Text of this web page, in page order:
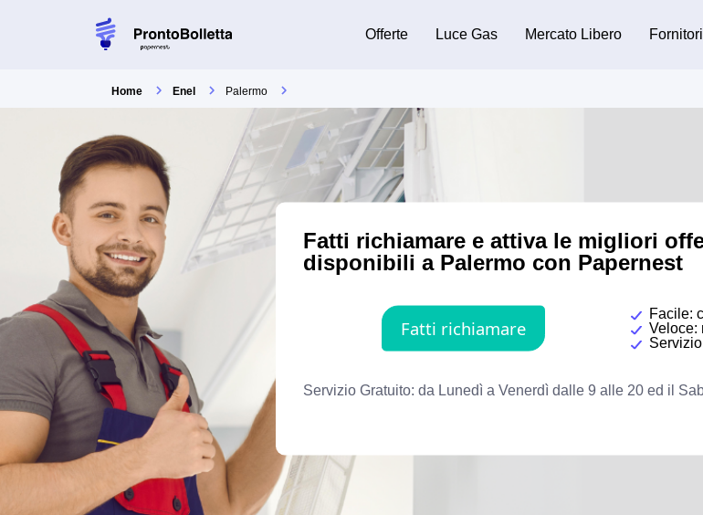
Offerte Luce Gas Mercato Libero Fornitori
Home Enel Palermo